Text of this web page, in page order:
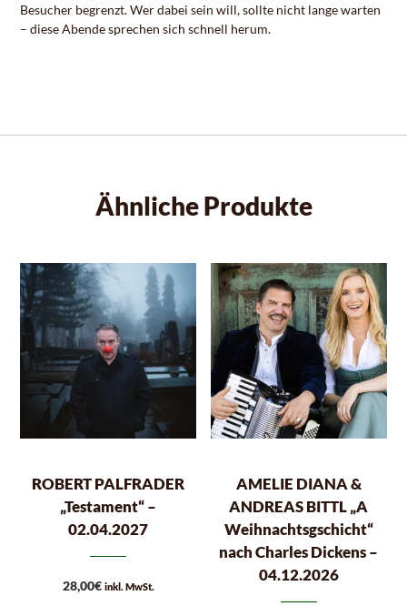
Besucher begrenzt. Wer dabei sein will, sollte nicht lange warten
– diese Abende sprechen sich schnell herum.
Ähnliche Produkte
ROBERT PALFRADER
„Testament“ –
02.04.2027
28,00€ inkl. MwSt.
AMELIE DIANA &
ANDREAS BITTL „A
Weihnachtsgschicht“
nach Charles Dickens –
04.12.2026